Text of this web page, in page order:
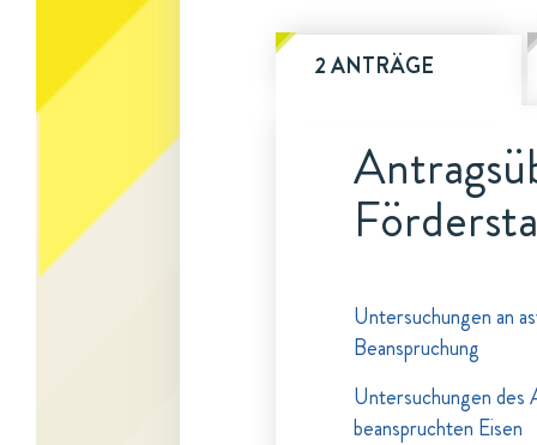
2 ANTRÄGE
Untersuchungen an
Beanspruchung
Untersuchungen des
beanspruchten Eisen